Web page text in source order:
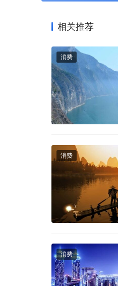
相关推荐
消费
消费
消费